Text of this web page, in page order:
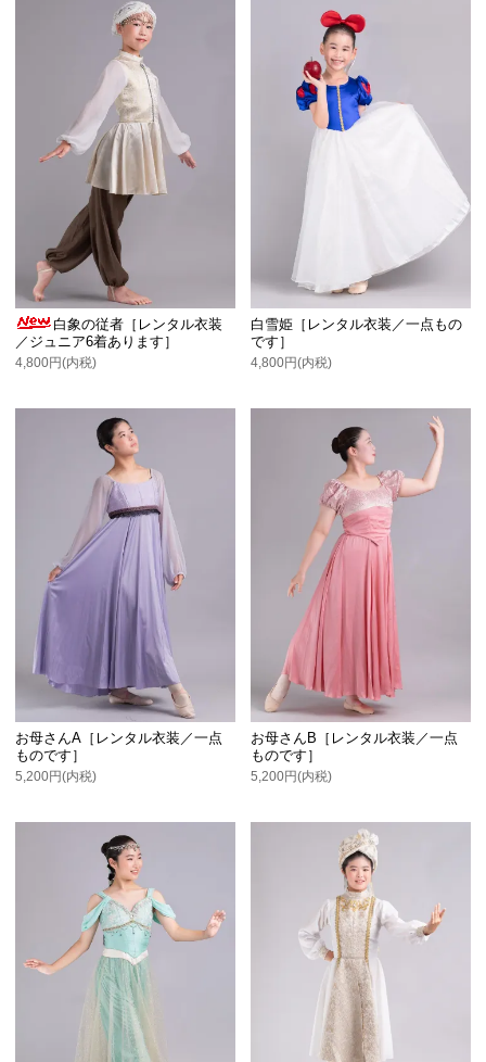
白象の従者［レンタル衣装
／ジュニア6着あります］
4,800円(内税)
白雪姫［レンタル衣装／一点もの
です］
4,800円(内税)
お母さんA［レンタル衣装／一点
ものです］
5,200円(内税)
お母さんB［レンタル衣装／一点
ものです］
5,200円(内税)